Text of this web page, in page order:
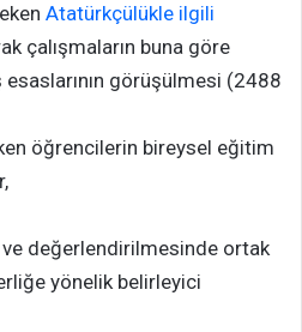
Atatürkçülükle ilgili
çalışmaların buna göre
görüşülmesi (2488
öğrencilerin bireysel eğitim
ve değerlendirilmesinde ortak
yönelik belirleyici